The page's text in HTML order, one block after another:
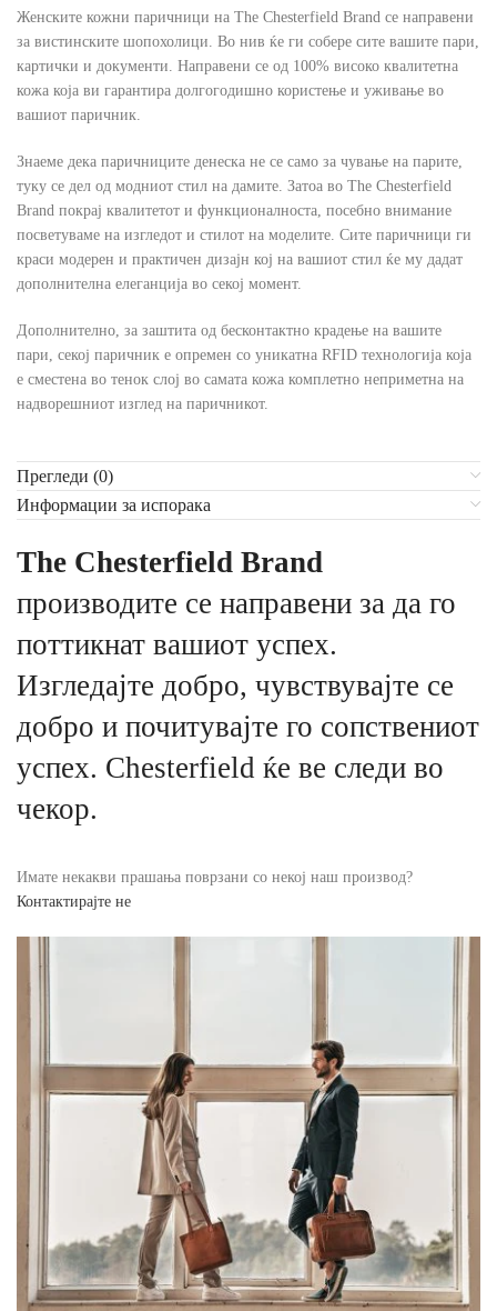
Женските кожни паричници на The Chesterfield Brand се направени
за вистинските шопохолици. Во нив ќе ги собере сите вашите пари,
картички и документи. Направени се од 100% високо квалитетна
кожа која ви гарантира долгогодишно користење и уживање во
вашиот паричник.
Знаеме дека паричниците денеска не се само за чување на парите,
туку се дел од модниот стил на дамите. Затоа во The Chesterfield
Brand покрај квалитетот и функционалноста, посебно внимание
посветуваме на изгледот и стилот на моделите. Сите паричници ги
краси модерен и практичен дизајн кој на вашиот стил ќе му дадат
дополнителна елеганција во секој момент.
Дополнително, за заштита од бесконтактно крадење на вашите
пари, секој паричник е опремен со уникатна RFID технологија која
е сместена во тенок слој во самата кожа комплетно неприметна на
надворешниот изглед на паричникот.
Прегледи (0)
Информации за испорака
The Chesterfield Brand
производите се направени за да го
поттикнат вашиот успех.
Изгледајте добро, чувствувајте се
добро и почитувајте го сопствениот
успех. Chesterfield ќе ве следи во
чекор.
Имате некакви прашања поврзани со некој наш производ?
Контактирајте не